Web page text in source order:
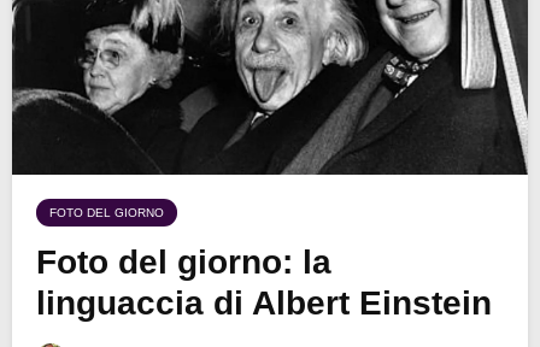
FOTO DEL GIORNO
Foto del giorno: la
linguaccia di Albert Einstein